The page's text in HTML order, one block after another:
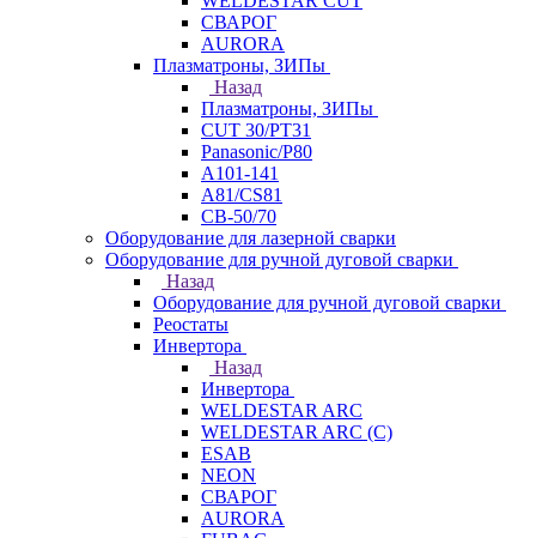
СВАРОГ
AURORA
Плазматроны, ЗИПы
Назад
Плазматроны, ЗИПы
CUT 30/PT31
Panasonic/P80
А101-141
А81/CS81
СВ-50/70
Оборудование для лазерной сварки
Оборудование для ручной дуговой сварки
Назад
Оборудование для ручной дуговой сварки
Реостаты
Инвертора
Назад
Инвертора
WELDESTAR ARC
WELDESTAR ARC (С)
ESAB
NEON
СВАРОГ
AURORA